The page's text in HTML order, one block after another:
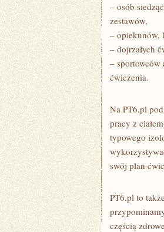
– osób
zestawów,
– opiekunów,
– dojrzałych
– sportowców
ćwiczenia.
Na PT6.pl
pracy z
typowego
swój plan
PT6.pl to
częścią